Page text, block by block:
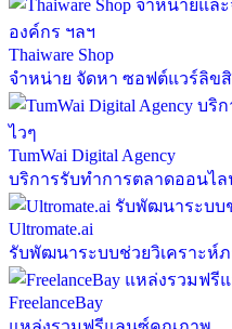
Thaiware Shop
จำหน่าย จัดหา ซอฟต์แวร์ลิข
TumWai Digital Agency
บริการรับทำการตลาดออนไล
Ultromate.ai
รับพัฒนาระบบช่วยวิเคราะห์
FreelanceBay